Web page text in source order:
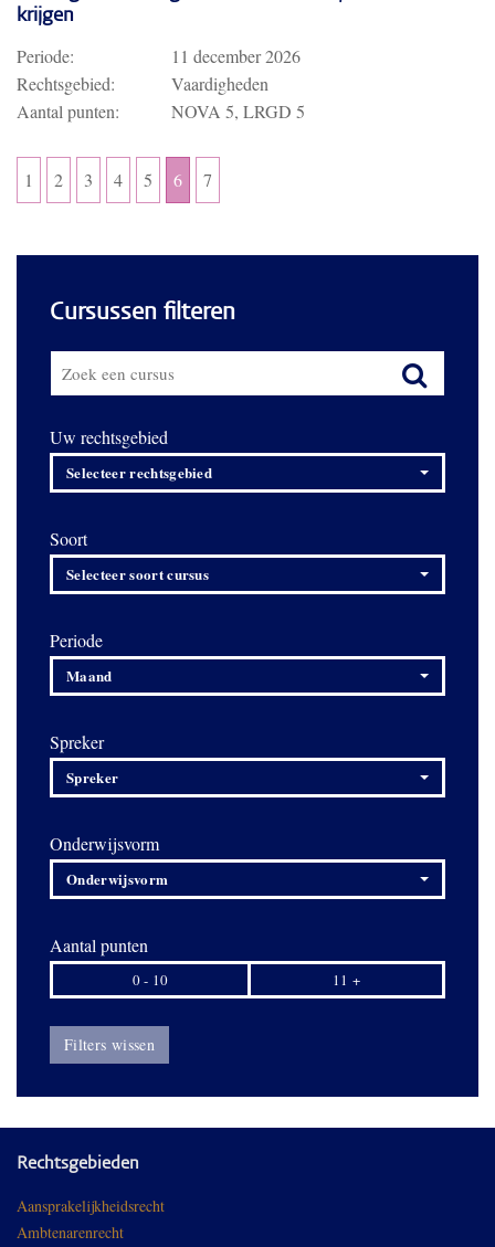
krijgen
Periode:
11 december 2026
Rechtsgebied:
Vaardigheden
Aantal punten:
NOVA 5, LRGD 5
1 2 3 4 5 6 7
Cursussen filteren
Uw rechtsgebied
Selecteer rechtsgebied
Soort
Selecteer soort cursus
Periode
Maand
Spreker
Spreker
Onderwijsvorm
Onderwijsvorm
Aantal punten
0 - 10 11 +
Filters wissen
Rechtsgebieden
Aansprakelijkheidsrecht
Ambtenarenrecht